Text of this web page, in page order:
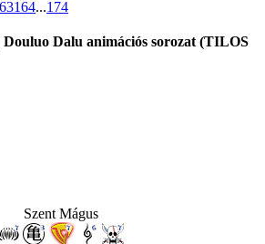
164...174
Dalu animációs sorozat (TILOS
Szent Mágus